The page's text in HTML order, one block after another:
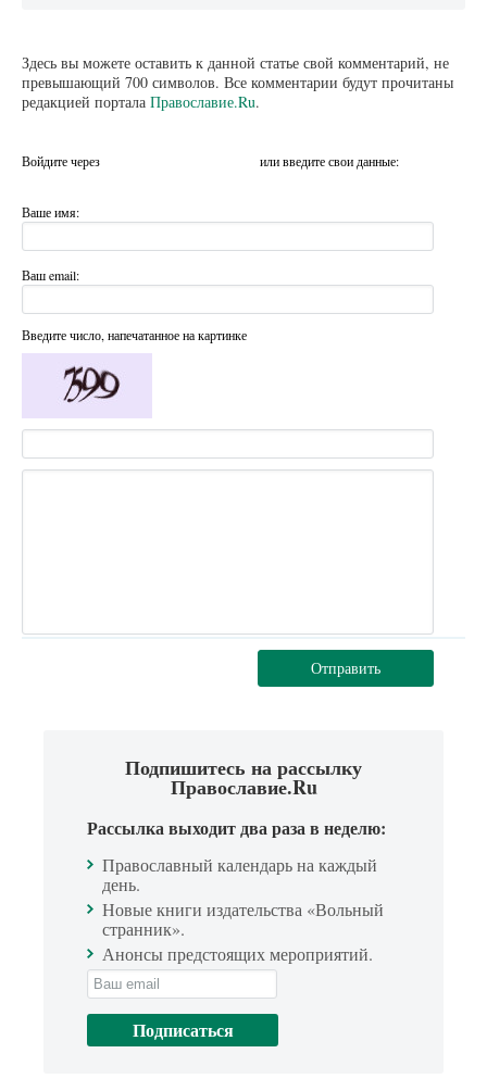
Здесь вы можете оставить к данной статье свой комментарий, не
превышающий 700 символов. Все комментарии будут прочитаны
редакцией портала Православие.Ru.
Войдите через или введите свои данные:
Ваше имя:
Ваш email:
Введите число, напечатанное на картинке
Отправить
Подпишитесь на рассылку
Православие.Ru
Рассылка выходит два раза в неделю:
Православный календарь на каждый
день.
Новые книги издательства «Вольный
странник».
Анонсы предстоящих мероприятий.